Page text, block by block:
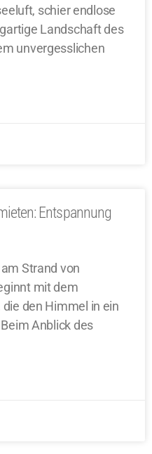
schier endlose
Landschaft des
unvergesslichen
Entspannung
Strand von
mit dem
den Himmel in ein
Anblick des